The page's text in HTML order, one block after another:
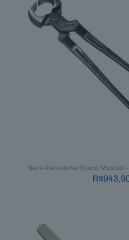
Saca-Ferraduras Fosco Mustad
R$